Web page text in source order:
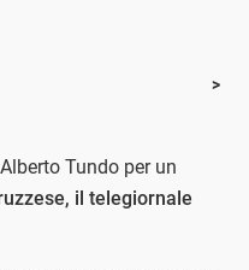
Tundo per un
il telegiornale